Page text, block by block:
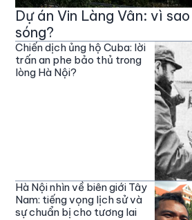
Dự án Vin Làng Vân: vì
sóng?
Chiến dịch ủng hộ Cuba: lời
trấn an phe bảo thủ trong
lòng Hà Nội?
Hà Nội nhìn về biên giới Tây
Nam: tiếng vọng lịch sử và
sự chuẩn bị cho tương lai